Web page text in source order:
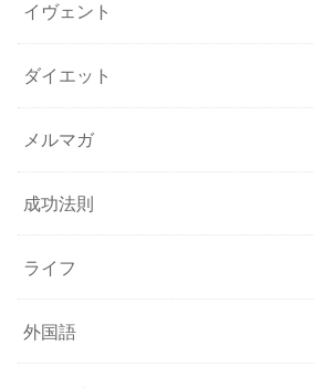
イヴェント
ダイエット
メルマガ
成功法則
ライフ
外国語